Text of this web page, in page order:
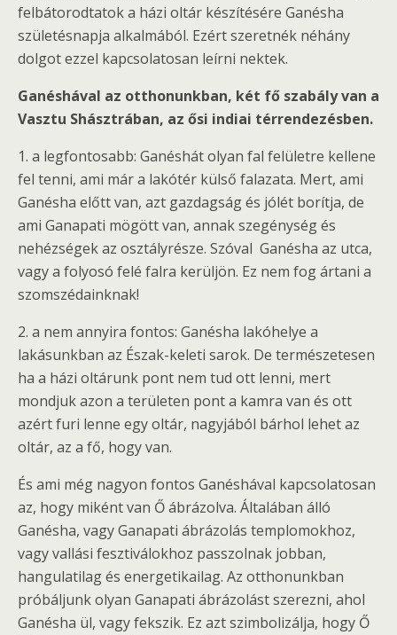
felbátorodtatok a házi oltár készítésére Ganésha
születésnapja alkalmából. Ezért szeretnék néhány
dolgot ezzel kapcsolatosan leírni nektek.
Ganéshával az otthonunkban, két fő szabály van a
Vasztu Shásztrában, az ősi indiai térrendezésben.
1. a legfontosabb: Ganéshát olyan fal felületre kellene
fel tenni, ami már a lakótér külső falazata. Mert, ami
Ganésha előtt van, azt gazdagság és jólét borítja, de
ami Ganapati mögött van, annak szegénység és
nehézségek az osztályrésze. Szóval Ganésha az utca,
vagy a folyosó felé falra kerüljön. Ez nem fog ártani a
szomszédainknak!
2. a nem annyira fontos: Ganésha lakóhelye a
lakásunkban az Észak-keleti sarok. De természetesen
ha a házi oltárunk pont nem tud ott lenni, mert
mondjuk azon a területen pont a kamra van és ott
azért furi lenne egy oltár, nagyjából bárhol lehet az
oltár, az a fő, hogy van.
És ami még nagyon fontos Ganéshával kapcsolatosan
az, hogy miként van Ő ábrázolva. Általában álló
Ganésha, vagy Ganapati ábrázolás templomokhoz,
vagy vallási fesztiválokhoz passzolnak jobban,
hangulatilag és energetikailag. Az otthonunkban
próbáljunk olyan Ganapati ábrázolást szerezni, ahol
Ganésha ül, vagy fekszik. Ez azt szimbolizálja, hogy Ő